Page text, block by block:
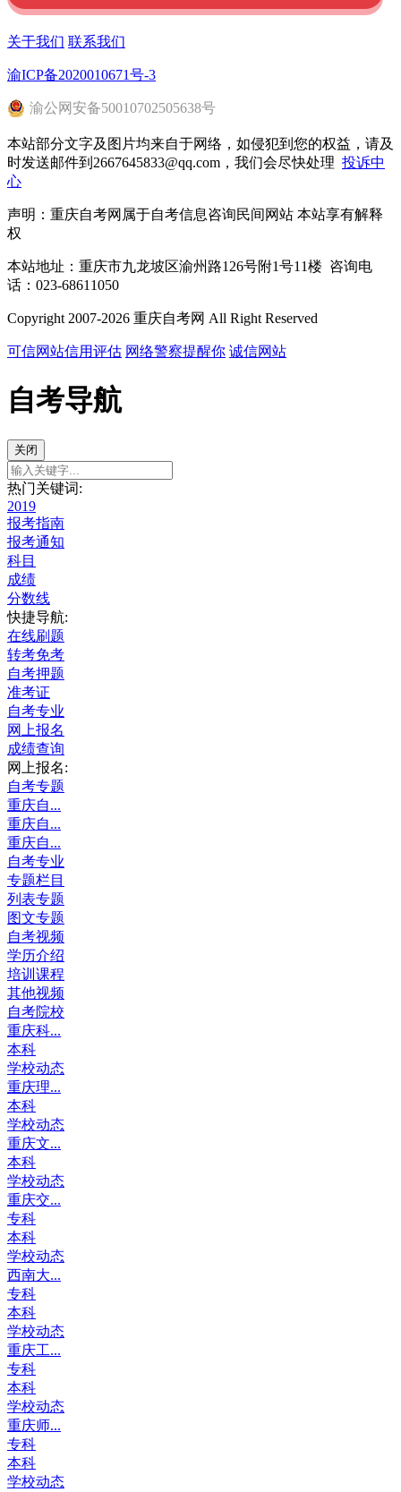
关于我们 联系我们
渝ICP备2020010671号-3
渝公网安备50010702505638号
本站部分文字及图片均来自于网络，如侵犯到您的权益，请及
时发送邮件到2667645833@qq.com，我们会尽快处理 投诉中
心
声明：重庆自考网属于自考信息咨询民间网站 本站享有解释
权
本站地址：重庆市九龙坡区渝州路126号附1号11楼 咨询电
话：023-68611050
Copyright 2007-2026 重庆自考网 All Right Reserved
可信网站信用评估 网络警察提醒你 诚信网站
自考导航
关闭
热门关键词:
2019
报考指南
报考通知
科目
成绩
分数线
快捷导航:
在线刷题
转考免考
自考押题
准考证
自考专业
网上报名
成绩查询
网上报名:
自考专题
重庆自...
重庆自...
重庆自...
自考专业
专题栏目
列表专题
图文专题
自考视频
学历介绍
培训课程
其他视频
自考院校
重庆科...
本科
学校动态
重庆理...
本科
学校动态
重庆文...
本科
学校动态
重庆交...
专科
本科
学校动态
西南大...
专科
本科
学校动态
重庆工...
专科
本科
学校动态
重庆师...
专科
本科
学校动态